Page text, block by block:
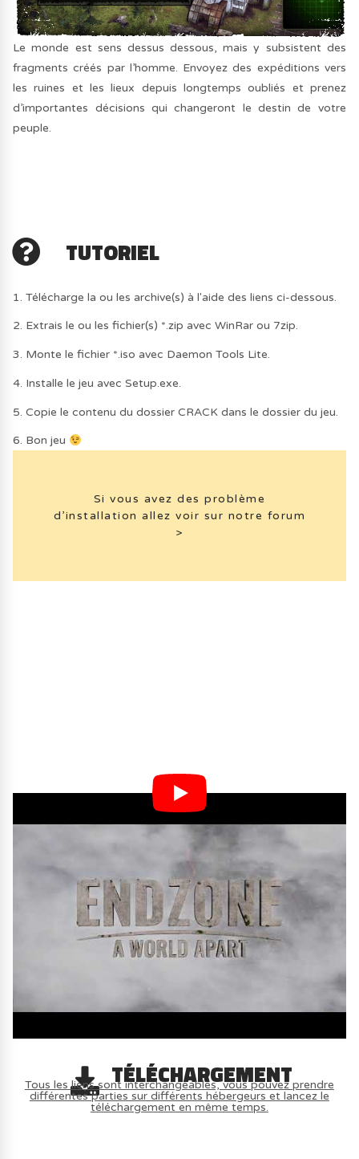
Le monde est sens dessus dessous, mais y subsistent des
fragments créés par l’homme. Envoyez des expéditions vers
les ruines et les lieux depuis longtemps oubliés et prenez
d’importantes décisions qui changeront le destin de votre
peuple.
TUTORIEL
1. Télécharge la ou les archive(s) à l'aide des liens ci-dessous.
2. Extrais le ou les fichier(s) *.zip avec WinRar ou 7zip.
3. Monte le fichier *.iso avec Daemon Tools Lite.
4. Installe le jeu avec Setup.exe.
5. Copie le contenu du dossier CRACK dans le dossier du jeu.
6. Bon jeu
Si vous avez des problème
d’installation allez voir sur notre forum
>
TÉLÉCHARGEMENT
Tous les liens sont interchangeables, vous pouvez prendre
différentes parties sur différents hébergeurs et lancez le
téléchargement en même temps.